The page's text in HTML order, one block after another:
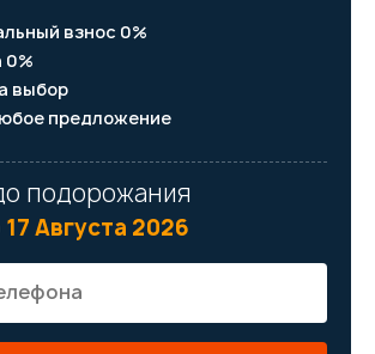
взнос 0%
0%
выбор
предложение
подорожания
17 Августа 2026